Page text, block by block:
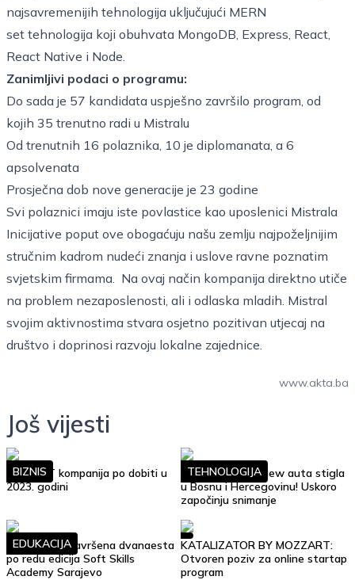
najsavremenijih tehnologija uključujući MERN
set tehnologija koji obuhvata MongoDB, Express, React,
React Native i Node.
Zanimljivi podaci o programu:
Do sada je 57 kandidata uspješno završilo program, od
kojih 35 trenutno radi u Mistralu
Od trenutnih 16 polaznika, 10 je diplomanata, a 6
apsolvenata
Prosječna dob nove generacije je 23 godine
Svi polaznici imaju iste povlastice kao uposlenici Mistrala
Inicijative poput ove obogaćuju našu zemlju najpoželjnijim
stručnim kadrom nudeći znanja i uslove ravne poznatim
svjetskim firmama. Na ovaj način kompanija direktno utiče
na problem nezaposlenosti, ali i odlaska mladih. Mistral
svojim aktivnostima stvara osjetno pozitivan utjecaj na
društvo i doprinosi razvoju lokalne zajednice.
www.akta.ba
Još vijesti
Top 10 IT kompanija po dobiti u
2023. godini
BIZNIS
Google Street View auta stigla
u Bosnu i Hercegovinu! Uskoro
započinju snimanje
TEHNOLOGIJA
Uspješno je završena dvanaesta
po redu edicija Soft Skills
Academy Sarajevo
EDUKACIJA
KATALIZATOR BY MOZZART:
Otvoren poziv za online startap
program